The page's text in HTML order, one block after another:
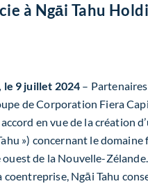
à Ngāi Tahu
le 9 juillet 2024 –
de Corporation Fiera
en vue de la création
») concernant le
ouest de la Nouvelle-
coentreprise, Ngāi Tahu